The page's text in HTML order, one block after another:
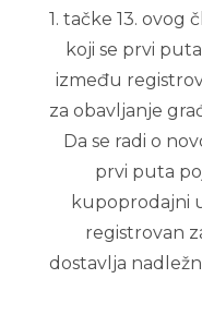
1. tačke 13. ovog
koji se prvi
između
za obavljanje
Da se radi o
prvi puta
kupoprodajni
registrovan
dostavlja